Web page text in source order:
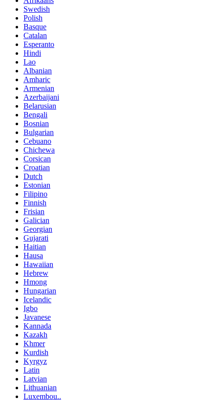
Swedish
Polish
Basque
Catalan
Esperanto
Hindi
Lao
Albanian
Amharic
Armenian
Azerbaijani
Belarusian
Bengali
Bosnian
Bulgarian
Cebuano
Chichewa
Corsican
Croatian
Dutch
Estonian
Filipino
Finnish
Frisian
Galician
Georgian
Gujarati
Haitian
Hausa
Hawaiian
Hebrew
Hmong
Hungarian
Icelandic
Igbo
Javanese
Kannada
Kazakh
Khmer
Kurdish
Kyrgyz
Latin
Latvian
Lithuanian
Luxembou..